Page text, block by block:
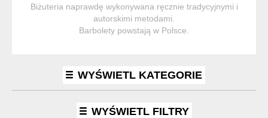
Biżuteria naprawdę wykonywana ręcznie tradycyjnymi i
autorskimi metodami.
Barbolety powstają w Polsce.
WYŚWIETL KATEGORIE
WYŚWIETL FILTRY